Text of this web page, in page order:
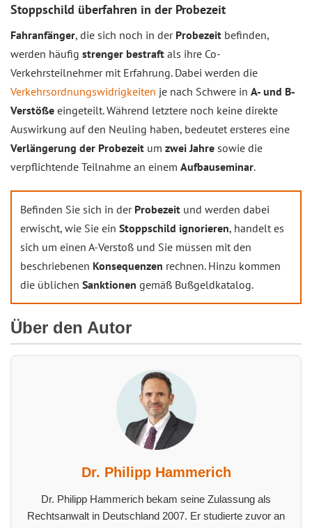
Stoppschild überfahren in der Probezeit
Fahranfänger, die sich noch in der Probezeit befinden,
werden häufig strenger bestraft als ihre Co-
Verkehrsteilnehmer mit Erfahrung. Dabei werden die
Verkehrsordnungswidrigkeiten je nach Schwere in A- und B-
Verstöße eingeteilt. Während letztere noch keine direkte
Auswirkung auf den Neuling haben, bedeutet ersteres eine
Verlängerung der Probezeit um zwei Jahre sowie die
verpflichtende Teilnahme an einem Aufbauseminar.
Befinden Sie sich in der Probezeit und werden dabei
erwischt, wie Sie ein Stoppschild ignorieren, handelt es
sich um einen A-Verstoß und Sie müssen mit den
beschriebenen Konsequenzen rechnen. Hinzu kommen
die üblichen Sanktionen gemäß Bußgeldkatalog.
Über den Autor
Dr. Philipp Hammerich
Dr. Philipp Hammerich bekam seine Zulassung als
Rechtsanwalt in Deutschland 2007. Er studierte zuvor an